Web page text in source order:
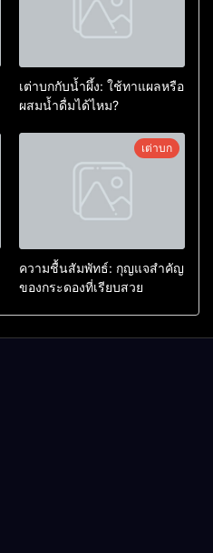
เต่าบกกับน้ำผึ้ง: ใช้ทาแผลหรือ
ผสมน้ำดื่มได้ไหม?
เต่าบก
ความชื้นสัมพัทธ์: กุญแจสำคัญ
ของกระดองที่เรียบสวย